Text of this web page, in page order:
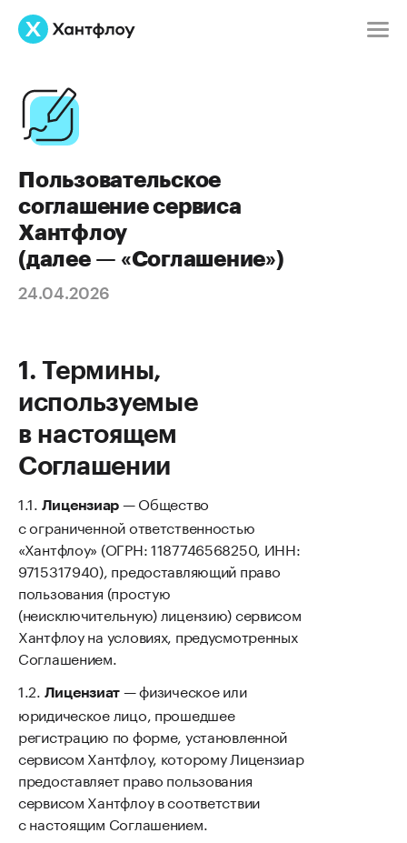
Пользовательское
соглашение сервиса
Хантфлоу
(далее — «Соглашение»)
24.04.2026
Термины,
используемые
в настоящем
Соглашении
Лицензиар — Общество
с ограниченной ответственностью
«Хантфлоу» (ОГРН: 1187746568250, ИНН:
9715317940), предоставляющий право
пользования (простую
(неисключительную) лицензию) сервисом
Хантфлоу на условиях, предусмотренных
Соглашением.
Лицензиат — физическое или
юридическое лицо, прошедшее
регистрацию по форме, установленной
сервисом Хантфлоу, которому Лицензиар
предоставляет право пользования
сервисом Хантфлоу в соответствии
с настоящим Соглашением.